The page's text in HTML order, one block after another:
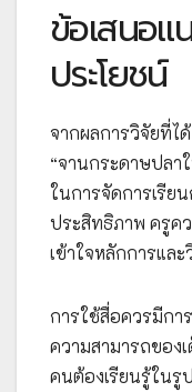
ข้อเสนอแ
ประโยชน์
จากผลการวิจัยที่ไ
“จานกระดาษปลา
ในการจัดการเรีย
ประสิทธิภาพ ครูค
เข้าใจหลักการแล
การใช้สื่อควรมีกา
ความสามารถของ
คนต้องเรียนรู้ในรู